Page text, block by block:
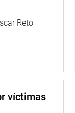
Reto
víctimas